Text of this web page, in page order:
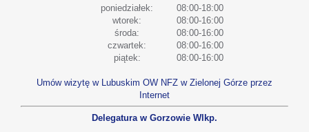
poniedziałek:
08:00-18:00
wtorek:
08:00-16:00
środa:
08:00-16:00
czwartek:
08:00-16:00
piątek:
08:00-16:00
Umów wizytę w Lubuskim OW NFZ w Zielonej Górze przez
Internet
Delegatura w Gorzowie Wlkp.